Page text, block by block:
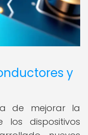
y
de mejorar la
los dispositivos